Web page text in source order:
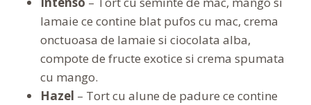
lamaie ce contine blat pufos cu mac, crema
onctuoasa de lamaie si ciocolata alba,
compote de fructe exotice si crema spumata
cu mango.
Hazel – Tort cu alune de padure ce contine